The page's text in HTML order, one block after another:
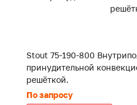
Stout 75-190-800
принудительной
решёткой.
По запросу